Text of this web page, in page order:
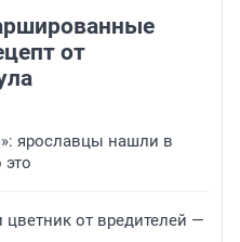
от
ярославцы нашли в
цветник от вредителей —